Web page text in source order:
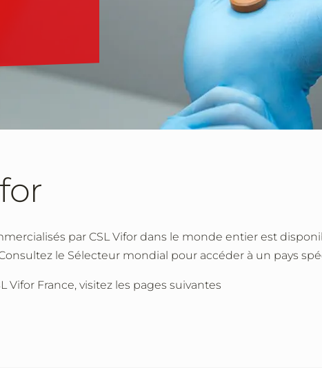
par CSL Vifor dans le monde entier est
le Sélecteur mondial pour accéder à un pays
Vifor France, visitez les pages suivantes